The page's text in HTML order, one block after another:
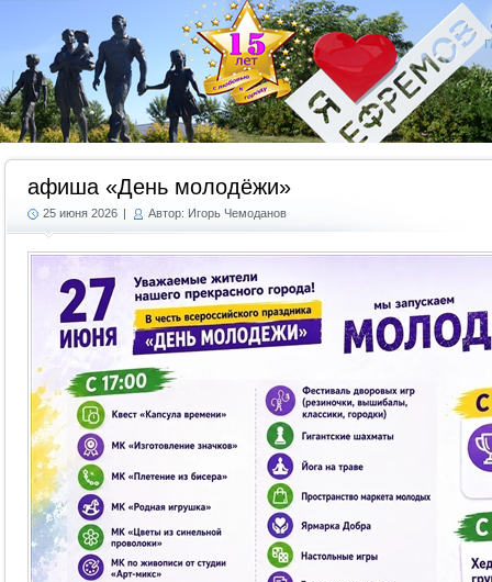
афиша «День молодёжи»
25 июня 2026 | Автор: Игорь Чемоданов